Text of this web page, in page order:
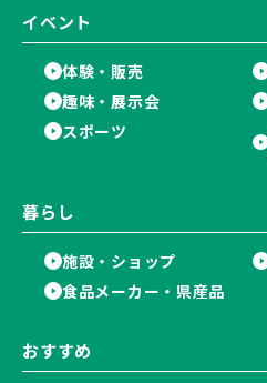
イベント
体験・販売
趣味・展示会
スポーツ
暮らし
施設・ショップ
食品メーカー・県産品
おすすめ